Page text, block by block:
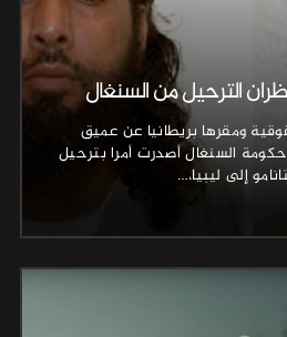
الترحيل من السنغال
ومقرها بريطانيا عن عميق
حكومة السنغال أصدرت أمرا بترحيل
إلى ليبيا،…